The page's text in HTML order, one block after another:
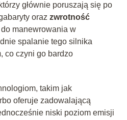
głównie poruszają się po
oraz zwrotność
manewrowania w
spalanie tego silnika
co czyni go bardzo
takim jak
oferuje zadowalającą
niski poziom emisji